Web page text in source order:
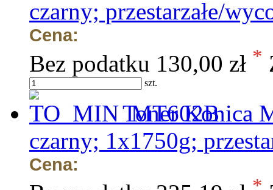
czarny; przestarzałe/
Cena:
Bez podatku 130,00 zł *
szt.
Toner Konica
czarny; 1x1750g;
Cena: